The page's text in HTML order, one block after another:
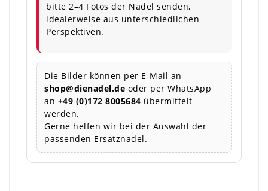
bitte 2–4 Fotos der Nadel senden,
idealerweise aus unterschiedlichen
Perspektiven.
Die Bilder können per E-Mail an
shop@dienadel.de oder per WhatsApp
an +49 (0)172 8005684 übermittelt
werden.
Gerne helfen wir bei der Auswahl der
passenden Ersatznadel.